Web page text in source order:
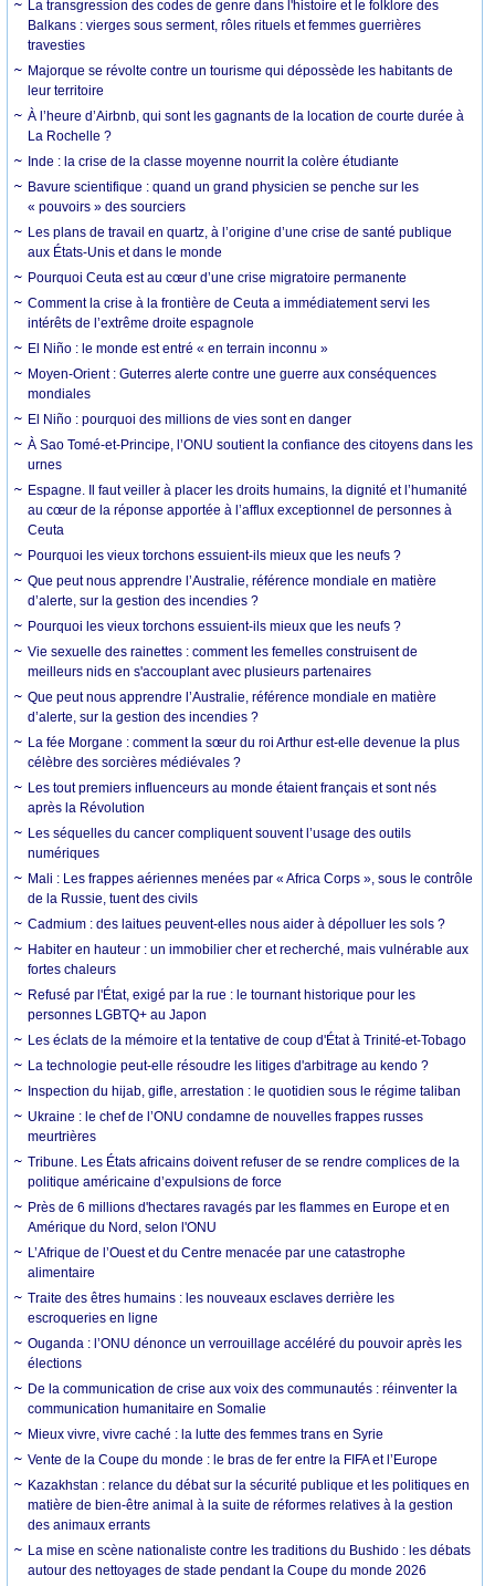
La transgression des codes de genre dans l'histoire et le folklore des
Balkans : vierges sous serment, rôles rituels et femmes guerrières
travesties
Majorque se révolte contre un tourisme qui dépossède les habitants de
leur territoire
À l’heure d’Airbnb, qui sont les gagnants de la location de courte durée à
La Rochelle ?
Inde : la crise de la classe moyenne nourrit la colère étudiante
Bavure scientifique : quand un grand physicien se penche sur les
« pouvoirs » des sourciers
Les plans de travail en quartz, à l’origine d’une crise de santé publique
aux États-Unis et dans le monde
Pourquoi Ceuta est au cœur d’une crise migratoire permanente
Comment la crise à la frontière de Ceuta a immédiatement servi les
intérêts de l’extrême droite espagnole
El Niño : le monde est entré « en terrain inconnu »
Moyen-Orient : Guterres alerte contre une guerre aux conséquences
mondiales
El Niño : pourquoi des millions de vies sont en danger
À Sao Tomé-et-Principe, l’ONU soutient la confiance des citoyens dans les
urnes
Espagne. Il faut veiller à placer les droits humains, la dignité et l’humanité
au cœur de la réponse apportée à l’afflux exceptionnel de personnes à
Ceuta
Pourquoi les vieux torchons essuient-ils mieux que les neufs ?
Que peut nous apprendre l’Australie, référence mondiale en matière
d’alerte, sur la gestion des incendies ?
Pourquoi les vieux torchons essuient-ils mieux que les neufs ?
Vie sexuelle des rainettes : comment les femelles construisent de
meilleurs nids en s'accouplant avec plusieurs partenaires
Que peut nous apprendre l’Australie, référence mondiale en matière
d’alerte, sur la gestion des incendies ?
La fée Morgane : comment la sœur du roi Arthur est-elle devenue la plus
célèbre des sorcières médiévales ?
Les tout premiers influenceurs au monde étaient français et sont nés
après la Révolution
Les séquelles du cancer compliquent souvent l’usage des outils
numériques
Mali : Les frappes aériennes menées par « Africa Corps », sous le contrôle
de la Russie, tuent des civils
Cadmium : des laitues peuvent-elles nous aider à dépolluer les sols ?
Habiter en hauteur : un immobilier cher et recherché, mais vulnérable aux
fortes chaleurs
Refusé par l'État, exigé par la rue : le tournant historique pour les
personnes LGBTQ+ au Japon
Les éclats de la mémoire et la tentative de coup d'État à Trinité-et-Tobago
La technologie peut-elle résoudre les litiges d'arbitrage au kendo ?
Inspection du hijab, gifle, arrestation : le quotidien sous le régime taliban
Ukraine : le chef de l’ONU condamne de nouvelles frappes russes
meurtrières
Tribune. Les États africains doivent refuser de se rendre complices de la
politique américaine d’expulsions de force
Près de 6 millions d'hectares ravagés par les flammes en Europe et en
Amérique du Nord, selon l'ONU
L’Afrique de l’Ouest et du Centre menacée par une catastrophe
alimentaire
Traite des êtres humains : les nouveaux esclaves derrière les
escroqueries en ligne
Ouganda : l’ONU dénonce un verrouillage accéléré du pouvoir après les
élections
De la communication de crise aux voix des communautés : réinventer la
communication humanitaire en Somalie
Mieux vivre, vivre caché : la lutte des femmes trans en Syrie
Vente de la Coupe du monde : le bras de fer entre la FIFA et l’Europe
Kazakhstan : relance du débat sur la sécurité publique et les politiques en
matière de bien-être animal à la suite de réformes relatives à la gestion
des animaux errants
La mise en scène nationaliste contre les traditions du Bushido : les débats
autour des nettoyages de stade pendant la Coupe du monde 2026